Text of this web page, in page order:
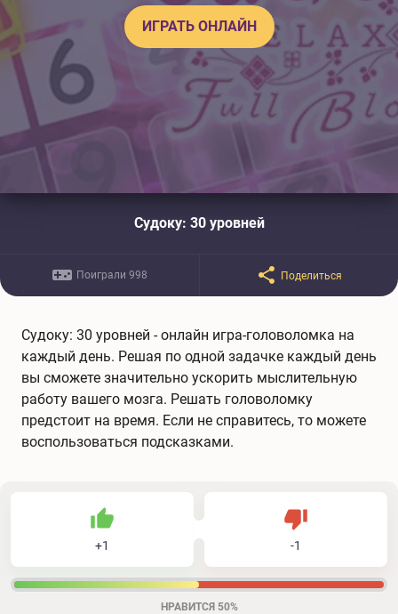
ИГРАТЬ ОНЛАЙН
Судоку: 30 уровней
Поиграли 998 Поделиться
Судоку: 30 уровней - онлайн игра-головоломка на
каждый день. Решая по одной задачке каждый день
вы сможете значительно ускорить мыслительную
работу вашего мозга. Решать головоломку
предстоит на время. Если не справитесь, то можете
воспользоваться подсказками.
+1
Нравится
-1
НРАВИТСЯ 50%